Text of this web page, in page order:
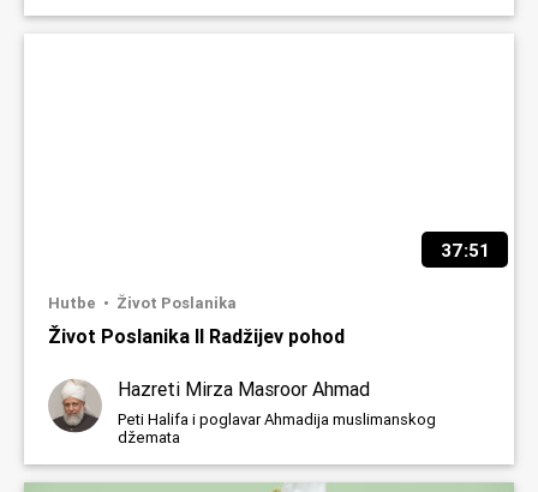
37:51
Hutbe Život Poslanika
Život Poslanika II Radžijev pohod
Hazreti Mirza Masroor Ahmad
Peti Halifa i poglavar Ahmadija muslimanskog
džemata